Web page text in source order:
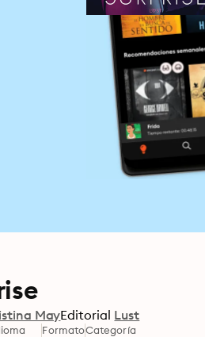
MayEditorial Lust
FormatoCategoría